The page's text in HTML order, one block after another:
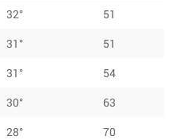
32°
51
31°
51
31°
54
30°
63
28°
70